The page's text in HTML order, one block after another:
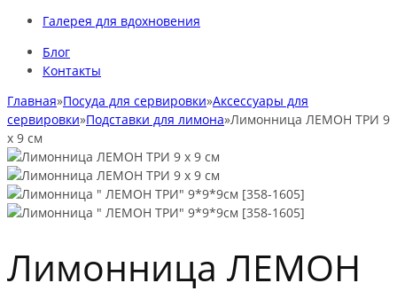
Галерея для вдохновения
Блог
Контакты
Главная»Посуда для сервировки»Аксессуары для
сервировки»Подставки для лимона»Лимонница ЛЕМОН ТРИ 9
х 9 см
Лимонница ЛЕМОН